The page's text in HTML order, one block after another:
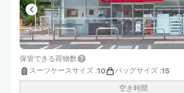
保管できる荷物数
スーツケースサイズ :10 バッグサイズ :15
空き時間